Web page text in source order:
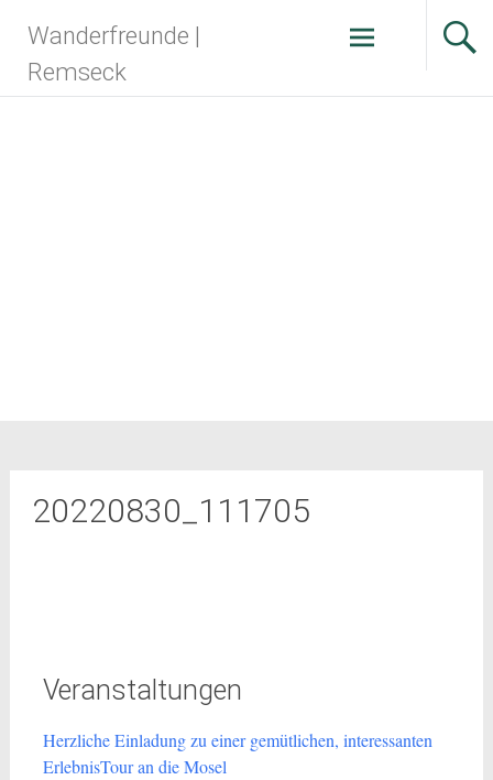
Inhalt
springen
Wanderfreunde |
Remseck
20220830_111705
Veranstaltungen
Herzliche Einladung zu einer gemütlichen, interessanten
ErlebnisTour an die Mosel